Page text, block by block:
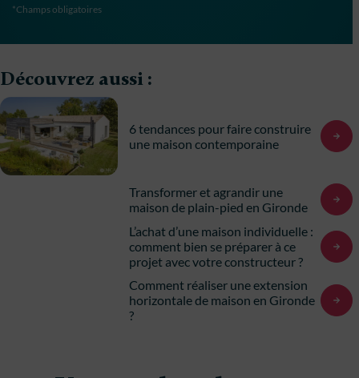
*Champs obligatoires
Découvrez aussi :
6 tendances pour faire construire
une maison contemporaine
Transformer et agrandir une
maison de plain-pied en Gironde
L’achat d’une maison individuelle :
comment bien se préparer à ce
projet avec votre constructeur ?
Comment réaliser une extension
horizontale de maison en Gironde
?